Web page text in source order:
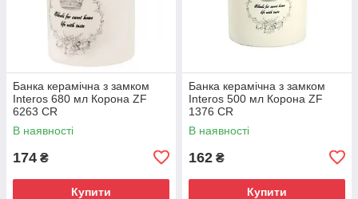
Банка керамічна з замком
Interos 680 мл Корона ZF
6263 CR
В наявності
174 ₴
Купити
Банка керамічна з замком
Interos 500 мл Корона ZF
1376 CR
В наявності
162 ₴
Купити